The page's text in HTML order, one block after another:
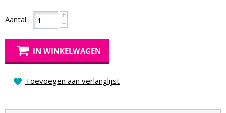
Aantal: +
−
IN WINKELWAGEN
Toevoegen aan verlanglijst